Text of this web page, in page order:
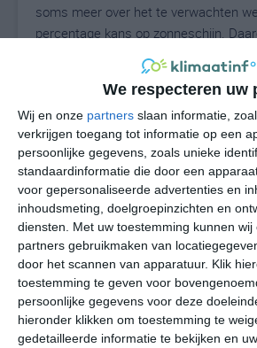
We respecteren uw
Wij en onze partners slaan informatie,
verkrijgen toegang tot informatie op een
persoonlijke gegevens, zoals unieke
standaardinformatie die door een
voor gepersonaliseerde advertenties en
inhoudsmeting, doelgroepinzichten en
diensten.
Met uw toestemming kunnen wij
partners gebruikmaken van
door het scannen van apparatuur. Klik
toestemming te geven voor
persoonlijke gegevens voor deze
hieronder klikken om toestemming te
gedetailleerde informatie te bekijken en uw
soms meer over het te verwachten
percentage kans op zonneschijn.
uitgebreide weersvoorspelling voor Au
24°C
za
28°
zo ma
30° 19°
22°C 19°C 17°C